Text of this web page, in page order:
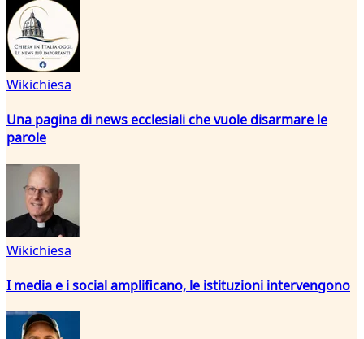
Wikichiesa
Una pagina di news ecclesiali che vuole disarmare le
parole
Wikichiesa
I media e i social amplificano, le istituzioni intervengono